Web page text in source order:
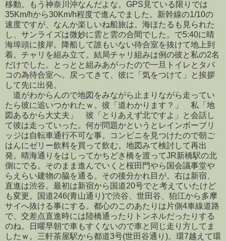
移動。もう神奈川沖なんだよな。GPS見ている限りでは
35Km/hから30Km/h程度で進んでました。新幹線の1/10の
速度ですが、なんか楽しいね船旅は。海ほたるも見られた
し、サンライズは微妙に雲と雲の合間でした。で5:40に晴
海埠頭に接岸。降船して誰もいない待合室を抜けて地上到
着。チャリを組み立て。結局チャリ組みは例の彼と私の2名
だけでした。とっとと組みあがったので一旦トイレとタバ
コの為待合室へ。戻ってきて、彼に「気をつけて」と挨拶
して先に出発。
道がわからんので地図をみながら止まりながら走ってい
たら彼に追いつかれたｗ。彼「道わかります？」 私「地
図あるから大丈夫」 彼「とりあえず北ですよ」と会話し
て彼は走っていった。何が問題かというとレインボーブリ
ッジは自転車通行不可な事。コンビニを見つけたので朝ご
はんにゼリー飲料を買って飲む。地図みて検討して再出
発。晴海通りをはしってかちどき橋を渡ってJR新橋駅の北
側にでる。そのまま進んでいくと桜田門やら国会議事堂や
らえらい建物の脇を通る。その後分かれ目が。右は新宿、
直進は渋谷。最初は新宿から国道20号でと考えていたけど
も変更。国道246(青山通り)で渋谷、世田谷、狛江から多摩
サイへ抜ける事にする。都心のこのあたりは片側4車線道路
で、交差点直進時には陸橋通ったりトンネルだったりする
のね。日曜早朝で車もすくないので車と同じ走り方してま
したｗ。三軒茶屋駅から都道3号(世田谷通り)。環7越えて環